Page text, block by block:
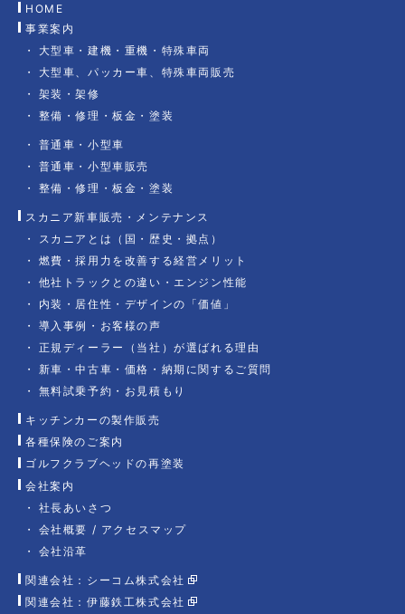
HOME
事業案内
大型車・建機・重機・特殊車両
大型車、パッカー車、特殊車両販売
架装・架修
整備・修理・板金・塗装
普通車・小型車
普通車・小型車販売
整備・修理・板金・塗装
スカニア新車販売・メンテナンス
スカニアとは（国・歴史・拠点）
燃費・採用力を改善する経営メリット
他社トラックとの違い・エンジン性能
内装・居住性・デザインの「価値」
導入事例・お客様の声
正規ディーラー（当社）が選ばれる理由
新車・中古車・価格・納期に関するご質問
無料試乗予約・お見積もり
キッチンカーの製作販売
各種保険のご案内
ゴルフクラブヘッドの再塗装
会社案内
社長あいさつ
会社概要 / アクセスマップ
会社沿革
関連会社：シーコム株式会社
関連会社：伊藤鉄工株式会社